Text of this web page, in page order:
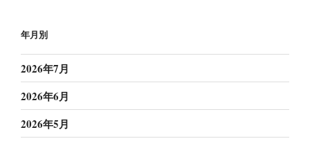
年月別
2026年7月
2026年6月
2026年5月